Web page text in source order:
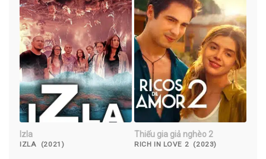
Izla
IZLA (2021)
Thiếu gia giả nghèo 2
RICH IN LOVE 2 (2023)